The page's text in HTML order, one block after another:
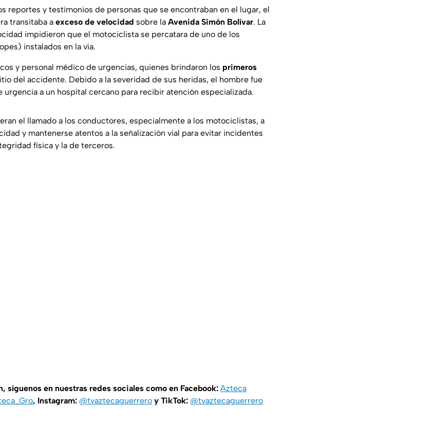
reportes y testimonios de personas que se encontraban en el lugar, el
transitaba a exceso de velocidad sobre la Avenida Simón Bolívar. La
impidieron que el motociclista se percatara de uno de los
instalados en la vía.
y personal médico de urgencias, quienes brindaron los primeros
del accidente. Debido a la severidad de sus heridas, el hombre fue
urgencia a un hospital cercano para recibir atención especializada.
el llamado a los conductores, especialmente a los motociclistas, a
y mantenerse atentos a la señalización vial para evitar incidentes
física y la de terceros.
síguenos en nuestras redes sociales como en Facebook: Azteca
, Instagram: @tvaztecaguerrero y TikTok: @tvaztecaguerrero